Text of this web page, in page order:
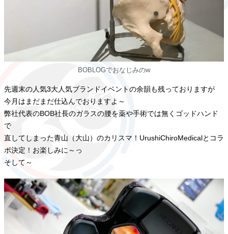
BOBLOGでおなじみのw
先週末の人気3大人気ブランドイベントの余韻も残っておりますが
今月はまだまだ仕込んでおりますよ～
弊社代表のBOB社長のガラスの腰を薬や手術では無くゴッドハンド
で
直してしまった青山（大山）のカリスマ！UrushiChiroMedicalとコラ
ボ決定！お楽しみに～っ
そして～